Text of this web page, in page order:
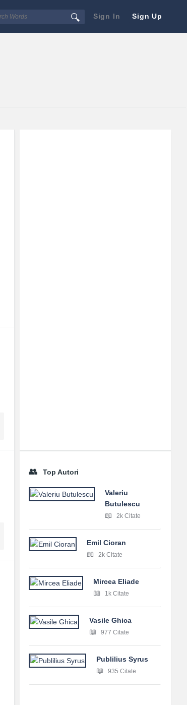
Sign In Sign Up
Top Autori
Valeriu
Butulescu
2k Citate
Emil Cioran
2k Citate
Mircea Eliade
1k Citate
Vasile Ghica
977 Citate
Publilius Syrus
935 Citate